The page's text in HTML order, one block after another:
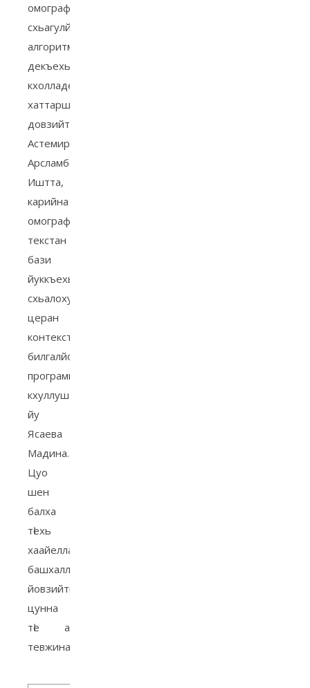
омографаш
схьагулйаран
алгоритман
декъехь
кхолладелла
хаттарш
довзийтира
Астемиров
Арсламбека.
Иштта,
карийна
омографаш
текстан
бази
йуккъехь
схьалохуш,
церан
контекст
билгалйоккхуш
программа
кхуллуш
йу
Ясаева
Мадина.
Цуо
шен
балха
тӀехь
хаайелла
башхаллаш
йовзийтича,
цунна
тӀе а
тевжина…